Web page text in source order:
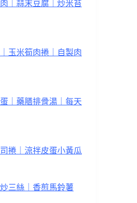
｜蒜末豆腐｜炒米苔
玉米筍肉捲｜自製肉
｜藥膳排骨湯｜每天
捲｜涼拌皮蛋小黃瓜
三絲｜香煎馬鈴薯